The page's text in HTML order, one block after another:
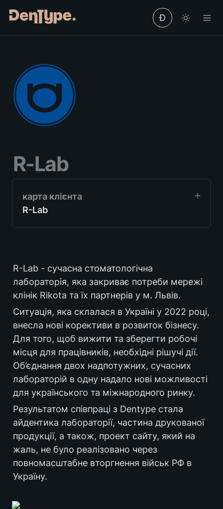
Ð
R-Lab
R-Lab
2022
B2B
стоматологія
R-Lab - сучасна стоматологічна
лабораторія, яка закриває потреби мережі
клінік Rikota та їх партнерів у м. Львів.
Ситуація, яка склалася в Україні у 2022 році,
внесла нові корективи в розвиток бізнесу.
Для того, щоб вижити та зберегти робочі
місця для працівників, необхідні рішучі дії.
Об’єднання двох надпотужних, сучасних
лабораторій в одну надало нові можливості
для українського та міжнародного ринку.
Результатом співпраці з Dentype стала
айдентика лабораторії, частина друкованої
продукції, а також, проект сайту, який на
жаль, не було реалізовано через
повномасштабне вторгнення військ РФ в
Україну.